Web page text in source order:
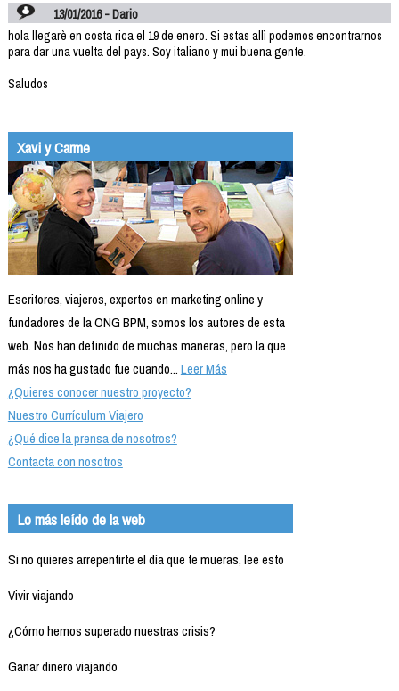
13/01/2016 - Dario
hola llegarè en costa rica el 19 de enero. Si estas allì podemos encontrarnos
para dar una vuelta del pays. Soy italiano y mui buena gente.
Saludos
Xavi y Carme
Escritores, viajeros, expertos en marketing online y
fundadores de la ONG BPM, somos los autores de esta
web. Nos han definido de muchas maneras, pero la que
más nos ha gustado fue cuando...Leer Más
¿Quieres conocer nuestro proyecto?
Nuestro Currículum Viajero
¿Qué dice la prensa de nosotros?
Contacta con nosotros
Lo más leído de la web
Si no quieres arrepentirte el día que te mueras, lee esto
Vivir viajando
¿Cómo hemos superado nuestras crisis?
Ganar dinero viajando